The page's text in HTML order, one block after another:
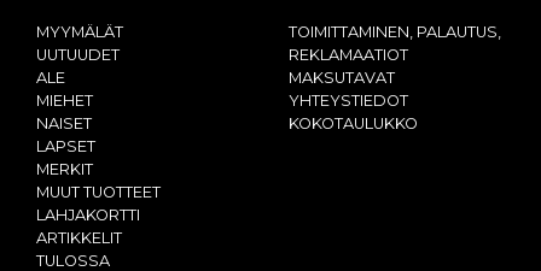
MYYMÄLÄT
UUTUUDET
ALE
MIEHET
NAISET
LAPSET
MERKIT
MUUT TUOTTEET
LAHJAKORTTI
ARTIKKELIT
TULOSSA
TOIMITTAMINEN, PALAUTUS,
REKLAMAATIOT
MAKSUTAVAT
YHTEYSTIEDOT
KOKOTAULUKKO